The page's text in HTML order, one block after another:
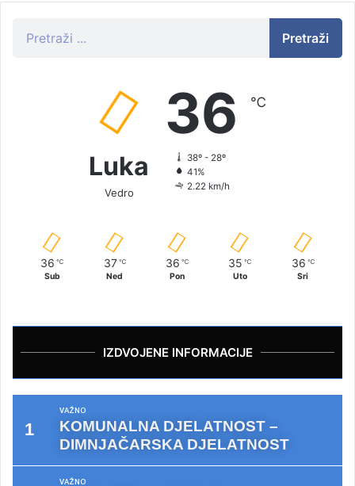
Pretraži
Luka
Vedro
36 ℃
38º - 28º
41%
2.22 km/h
36 ℃
Sub
37 ℃
Ned
36 ℃
Pon
35 ℃
Uto
36 ℃
Sri
IZDVOJENE INFORMACIJE
VAŽNO
KOMUNALNA DJELATNOST –
DIMNJAČARSKA DJELATNOST
VAŽNO